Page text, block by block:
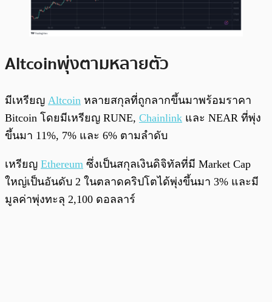
Altcoin พุ่งตามหลายตัว
มีเหรียญ Altcoin หลายสกุลที่ถูกลากขึ้นมาพร้อมราคา
Bitcoin โดยมีเหรียญ RUNE, Chainlink และ NEAR ที่พุ่ง
ขึ้นมา 11%, 7% และ 6% ตามลำดับ
เหรียญ Ethereum ซึ่งเป็นสกุลเงินดิจิทัลที่มี Market Cap
ใหญ่เป็นอันดับ 2 ในตลาดคริปโตได้พุ่งขึ้นมา 3% และมี
มูลค่าพุ่งทะลุ 2,100 ดอลลาร์